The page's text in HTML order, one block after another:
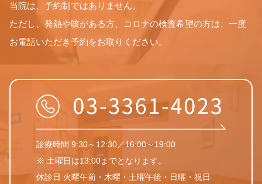
当院は、予約制ではありません。
ただし、発熱や咳がある方、コロナの検査希望の方は、一度
お電話いただき予約をお取りください。
診療時間 9:30～12:30／16:00～19:00
※ 土曜日は13:00までとなります。
休診日 火曜午前・木曜・土曜午後・日曜・祝日